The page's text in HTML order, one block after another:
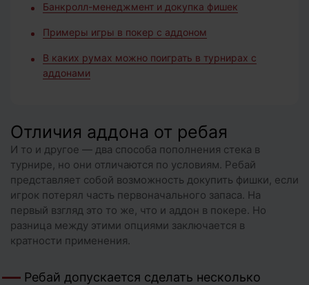
Банкролл-менеджмент и докупка фишек
Примеры игры в покер с аддоном
В каких румах можно поиграть в турнирах с
аддонами
Отличия аддона от ребая
И то и другое — два способа пополнения стека в
турнире, но они отличаются по условиям. Ребай
представляет собой возможность докупить фишки, если
игрок потерял часть первоначального запаса. На
первый взгляд это то же, что и аддон в покере. Но
разница между этими опциями заключается в
кратности применения.
Ребай допускается сделать несколько